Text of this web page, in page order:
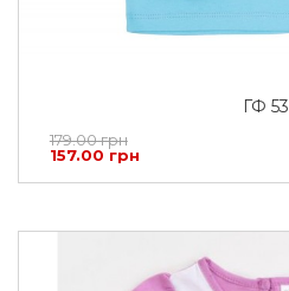
ГФ 53
179.00 грн
157.00 грн